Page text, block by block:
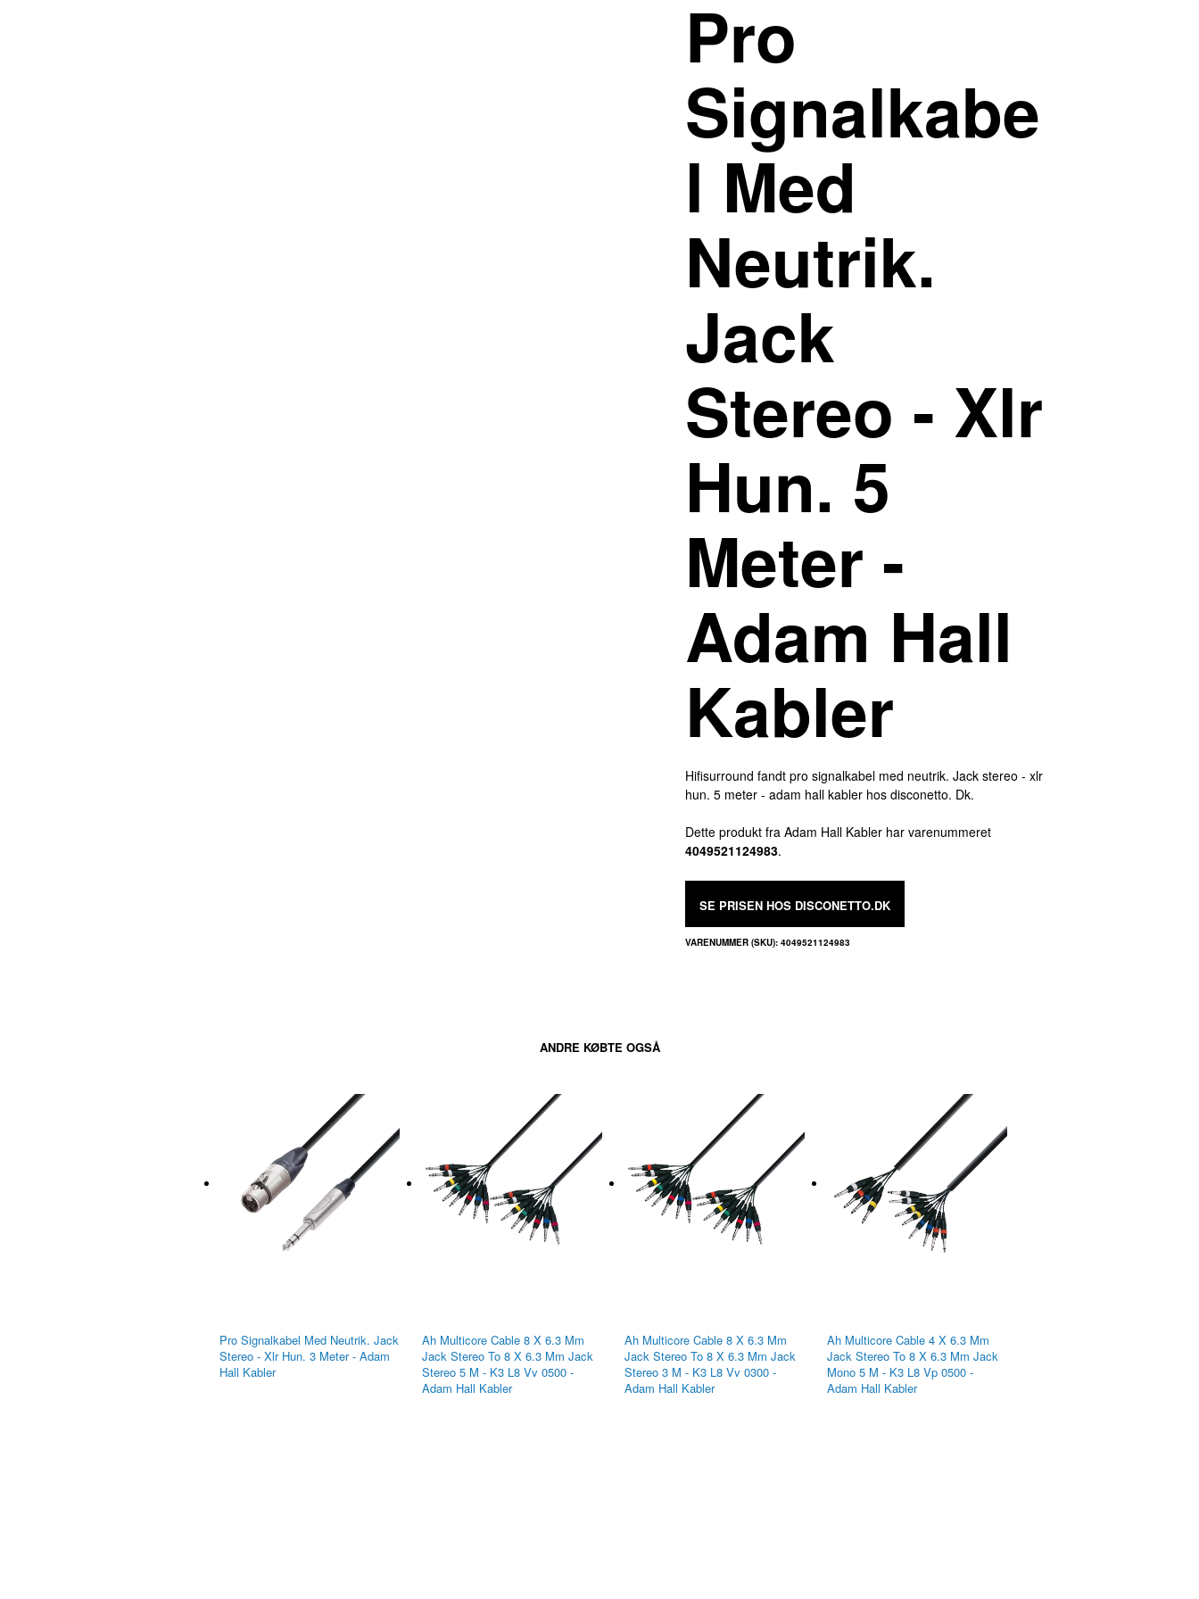
Pro
Signalkabe
l Med
Neutrik.
Jack
Stereo - Xlr
Hun. 5
Meter -
Adam Hall
Kabler
Hifisurround fandt pro signalkabel med neutrik. Jack stereo - xlr
hun. 5 meter - adam hall kabler hos disconetto. Dk.
Dette produkt fra Adam Hall Kabler har varenummeret
4049521124983.
SE PRISEN HOS DISCONETTO.DK
VARENUMMER (SKU):4049521124983
ANDRE KØBTE OGSÅ
Pro Signalkabel Med Neutrik. Jack
Stereo - Xlr Hun. 3 Meter - Adam
Hall Kabler
Ah Multicore Cable 8 X 6.3 Mm
Jack Stereo To 8 X 6.3 Mm Jack
Stereo 5 M - K3 L8 Vv 0500 -
Adam Hall Kabler
Ah Multicore Cable 8 X 6.3 Mm
Jack Stereo To 8 X 6.3 Mm Jack
Stereo 3 M - K3 L8 Vv 0300 -
Adam Hall Kabler
Ah Multicore Cable 4 X 6.3 Mm
Jack Stereo To 8 X 6.3 Mm Jack
Mono 5 M - K3 L8 Vp 0500 -
Adam Hall Kabler